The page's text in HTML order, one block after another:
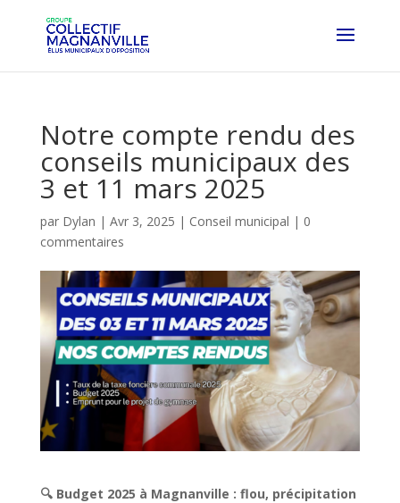
Notre compte rendu des
conseils municipaux des
3 et 11 mars 2025
par Dylan | Avr 3, 2025 | Conseil municipal | 0
commentaires
🔍 Budget 2025 à Magnanville : flou, précipitation